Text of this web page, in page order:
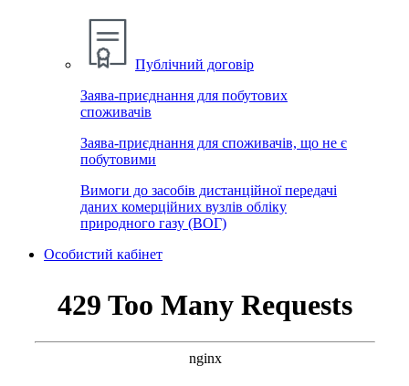
Публічний договір
Заява-приєднання для побутових
споживачів
Заява-приєднання для споживачів, що не є
побутовими
Вимоги до засобів дистанційної передачі
даних комерційних вузлів обліку
природного газу (ВОГ)
Особистий кабінет